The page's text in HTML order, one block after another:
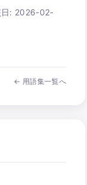
: 2026-02-
← 用語集一覧へ